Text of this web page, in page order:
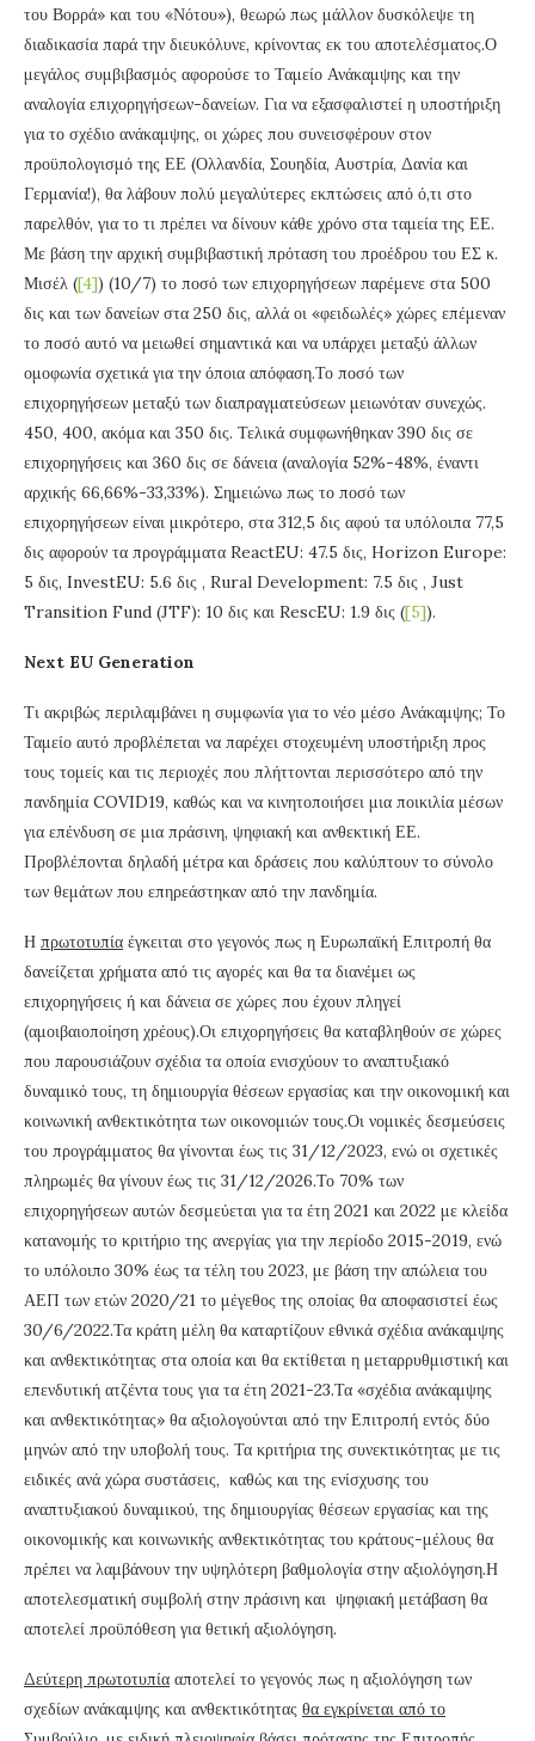
του Βορρά» και του «Νότου»), θεωρώ πως μάλλον δυσκόλεψε τη
διαδικασία παρά την διευκόλυνε, κρίνοντας εκ του αποτελέσματος.Ο
μεγάλος συμβιβασμός αφορούσε το Ταμείο Ανάκαμψης και την
αναλογία επιχορηγήσεων-δανείων. Για να εξασφαλιστεί η υποστήριξη
για το σχέδιο ανάκαμψης, οι χώρες που συνεισφέρουν στον
προϋπολογισμό της ΕΕ (Ολλανδία, Σουηδία, Αυστρία, Δανία και
Γερμανία!), θα λάβουν πολύ μεγαλύτερες εκπτώσεις από ό,τι στο
παρελθόν, για το τι πρέπει να δίνουν κάθε χρόνο στα ταμεία της ΕΕ.
Με βάση την αρχική συμβιβαστική πρόταση του προέδρου του ΕΣ κ.
Μισέλ ([4]) (10/7) το ποσό των επιχορηγήσεων παρέμενε στα 500
δις και των δανείων στα 250 δις, αλλά οι «φειδωλές» χώρες επέμεναν
το ποσό αυτό να μειωθεί σημαντικά και να υπάρχει μεταξύ άλλων
ομοφωνία σχετικά για την όποια απόφαση.Το ποσό των
επιχορηγήσεων μεταξύ των διαπραγματεύσεων μειωνόταν συνεχώς.
450, 400, ακόμα και 350 δις. Τελικά συμφωνήθηκαν 390 δις σε
επιχορηγήσεις και 360 δις σε δάνεια (αναλογία 52%-48%, έναντι
αρχικής 66,66%-33,33%). Σημειώνω πως το ποσό των
επιχορηγήσεων είναι μικρότερο, στα 312,5 δις αφού τα υπόλοιπα 77,5
δις αφορούν τα προγράμματα ReactEU: 47.5 δις, Horizon Europe:
5 δις, InvestEU: 5.6 δις , Rural Development: 7.5 δις , Just
Transition Fund (JTF): 10 δις και RescEU: 1.9 δις ([5]).
Next EU Generation
Τι ακριβώς περιλαμβάνει η συμφωνία για το νέο μέσο Ανάκαμψης; Το
Ταμείο αυτό προβλέπεται να παρέχει στοχευμένη υποστήριξη προς
τους τομείς και τις περιοχές που πλήττονται περισσότερο από την
πανδημία COVID19, καθώς και να κινητοποιήσει μια ποικιλία μέσων
για επένδυση σε μια πράσινη, ψηφιακή και ανθεκτική ΕΕ.
Προβλέπονται δηλαδή μέτρα και δράσεις που καλύπτουν το σύνολο
των θεμάτων που επηρεάστηκαν από την πανδημία.
Η πρωτοτυπία έγκειται στο γεγονός πως η Ευρωπαϊκή Επιτροπή θα
δανείζεται χρήματα από τις αγορές και θα τα διανέμει ως
επιχορηγήσεις ή και δάνεια σε χώρες που έχουν πληγεί
(αμοιβαιοποίηση χρέους).Οι επιχορηγήσεις θα καταβληθούν σε χώρες
που παρουσιάζουν σχέδια τα οποία ενισχύουν το αναπτυξιακό
δυναμικό τους, τη δημιουργία θέσεων εργασίας και την οικονομική και
κοινωνική ανθεκτικότητα των οικονομιών τους.Οι νομικές δεσμεύσεις
του προγράμματος θα γίνονται έως τις 31/12/2023, ενώ οι σχετικές
πληρωμές θα γίνουν έως τις 31/12/2026.Το 70% των
επιχορηγήσεων αυτών δεσμεύεται για τα έτη 2021 και 2022 με κλείδα
κατανομής το κριτήριο της ανεργίας για την περίοδο 2015-2019, ενώ
το υπόλοιπο 30% έως τα τέλη του 2023, με βάση την απώλεια του
ΑΕΠ των ετών 2020/21 το μέγεθος της οποίας θα αποφασιστεί έως
30/6/2022.Τα κράτη μέλη θα καταρτίζουν εθνικά σχέδια ανάκαμψης
και ανθεκτικότητας στα οποία και θα εκτίθεται η μεταρρυθμιστική και
επενδυτική ατζέντα τους για τα έτη 2021-23.Τα «σχέδια ανάκαμψης
και ανθεκτικότητας» θα αξιολογούνται από την Επιτροπή εντός δύο
μηνών από την υποβολή τους. Τα κριτήρια της συνεκτικότητας με τις
ειδικές ανά χώρα συστάσεις, καθώς και της ενίσχυσης του
αναπτυξιακού δυναμικού, της δημιουργίας θέσεων εργασίας και της
οικονομικής και κοινωνικής ανθεκτικότητας του κράτους-μέλους θα
πρέπει να λαμβάνουν την υψηλότερη βαθμολογία στην αξιολόγηση.Η
αποτελεσματική συμβολή στην πράσινη και ψηφιακή μετάβαση θα
αποτελεί προϋπόθεση για θετική αξιολόγηση.
Δεύτερη πρωτοτυπία αποτελεί το γεγονός πως η αξιολόγηση των
σχεδίων ανάκαμψης και ανθεκτικότητας θα εγκρίνεται από το